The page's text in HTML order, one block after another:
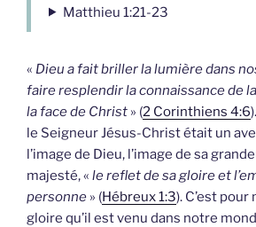
Matthieu 1:21-23
« Dieu a fait briller la lumière dans
faire resplendir la connaissance de
la face de Christ » (2 Corinthiens 4:6
le Seigneur Jésus-Christ était un
l’image de Dieu, l’image de sa
majesté, « le reflet de sa gloire et
personne » (Hébreux 1:3). C’est
gloire qu’il est venu dans notre